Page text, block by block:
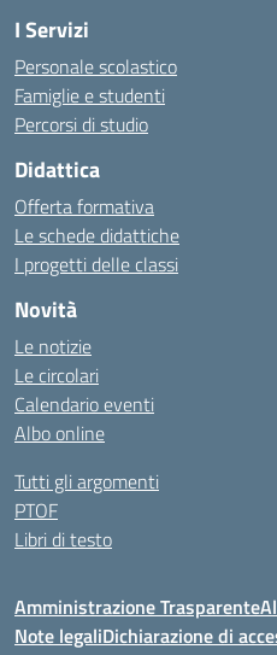
I Servizi
Personale scolastico
Famiglie e studenti
Percorsi di studio
Didattica
Offerta formativa
Le schede didattiche
I progetti delle classi
Novità
Le notizie
Le circolari
Calendario eventi
Albo online
Tutti gli argomenti
PTOF
Libri di testo
Amministrazione Trasparente
Note legaliDichiarazione di